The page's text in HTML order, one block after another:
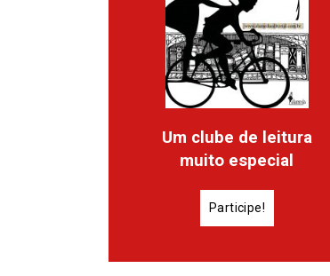
Um clube de leitura
muito especial
Participe!